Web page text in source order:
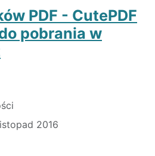
PDF - CutePDF
pobrania w
2016